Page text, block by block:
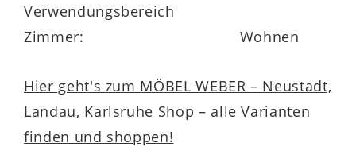
Verwendungsbereich
Zimmer:
Wohnen
Hier geht's zum MÖBEL WEBER – Neustadt,
Landau, Karlsruhe Shop – alle Varianten
finden und shoppen!